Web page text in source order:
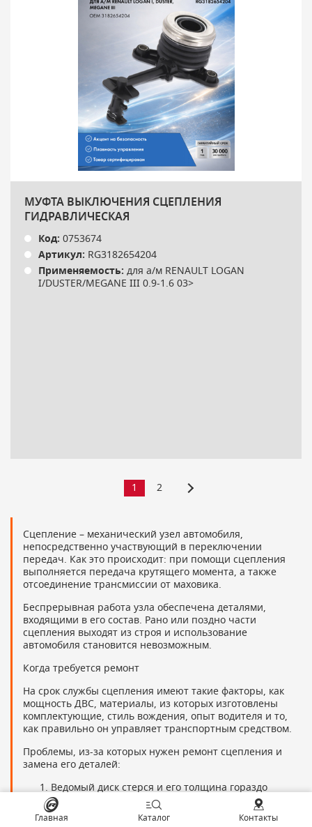
МУФТА ВЫКЛЮЧЕНИЯ СЦЕПЛЕНИЯ
ГИДРАВЛИЧЕСКАЯ
Код: 0753674
Артикул: RG3182654204
Применяемость: для а/м RENAULT LOGAN
I/DUSTER/MEGANE III 0.9-1.6 03>
1 2
Сцепление – механический узел автомобиля,
непосредственно участвующий в переключении
передач. Как это происходит: при помощи сцепления
выполняется передача крутящего момента, а также
отсоединение трансмиссии от маховика.
Беспрерывная работа узла обеспечена деталями,
входящими в его состав. Рано или поздно части
сцепления выходят из строя и использование
автомобиля становится невозможным.
Когда требуется ремонт
На срок службы сцепления имеют такие факторы, как
мощность ДВС, материалы, из которых изготовлены
комплектующие, стиль вождения, опыт водителя и то,
как правильно он управляет транспортным средством.
Проблемы, из-за которых нужен ремонт сцепления и
замена его деталей:
Ведомый диск стерся и его толщина гораздо
меньше необходимой. Определить можно при
помощи калиброметра.
Главная Каталог Контакты